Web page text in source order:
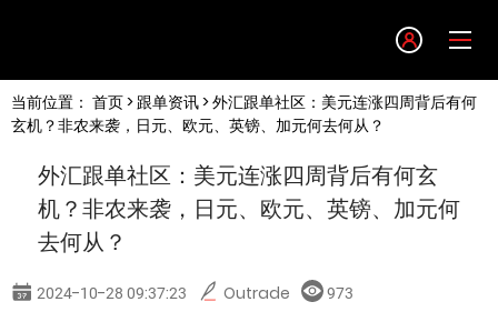
English
简体中文
繁體中文
当前位置： 首页> 跟单资讯> 外汇跟单社区：美元连涨四周背后有何
玄机？非农来袭，日元、欧元、英镑、加元何去何从？
外汇跟单社区：美元连涨四周背后有何玄
机？非农来袭，日元、欧元、英镑、加元何
去何从？
2024-10-28 09:37:23 Outrade 973